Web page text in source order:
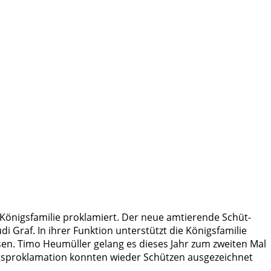
pro­kla­miert. Der neue amtie­ren­de Schüt­
Graf. In ihrer Funk­ti­on unter­stützt die Königs­fa­mi­lie
Timo Heu­mül­ler gelang es die­ses Jahr zum zwei­ten Mal
konn­ten wie­der Schüt­zen aus­ge­zeich­net